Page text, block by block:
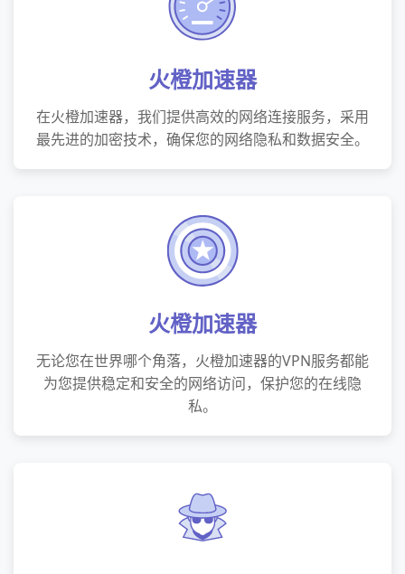
火橙加速器
在火橙加速器，我们提供高效的网络连接服务，采用
最先进的加密技术，确保您的网络隐私和数据安全。
火橙加速器
无论您在世界哪个角落，火橙加速器的VPN服务都能
为您提供稳定和安全的网络访问，保护您的在线隐
私。